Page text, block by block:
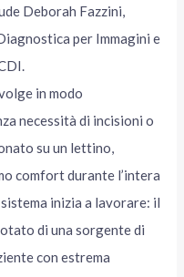
Deborah Fazzini,
per Immagini e
in modo
necessità di incisioni o
su un lettino,
comfort durante l’intera
inizia a lavorare: il
di una sorgente di
con estrema